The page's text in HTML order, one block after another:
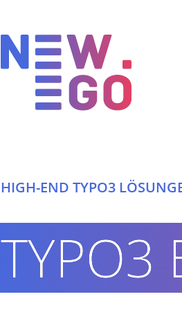
HIGH-END TYPO3
ERFOLGREICHE PROJEKTE
HIGH-END TYPO3
TYPO3